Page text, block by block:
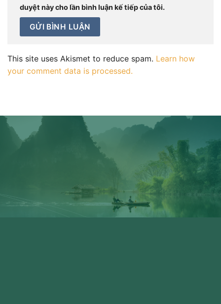
duyệt này cho lần bình luận kế tiếp của tôi.
This site uses Akismet to reduce spam. Learn how
your comment data is processed.